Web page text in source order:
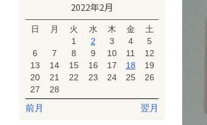
2022年2月
日 月 火 水 木 金
土
1
2 3 4
5
6
7 8 9 10 11
12
13
14 15 16 17 18
19
20
21 22 23 24 25
26
27
28
前月 翌月